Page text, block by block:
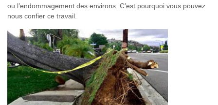
ou l’endommagement des environs. C’est pourquoi vous pouvez
nous confier ce travail.